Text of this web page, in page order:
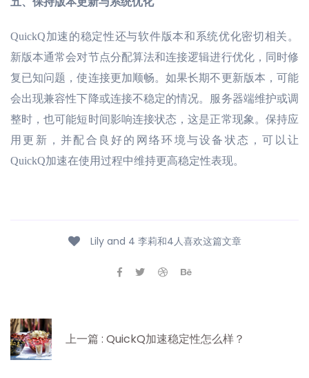
QuickQ加速的稳定性还与软件版本和系统优化密切相关。
新版本通常会对节点分配算法和连接逻辑进行优化，同时修
复已知问题，使连接更加顺畅。如果长期不更新版本，可能
会出现兼容性下降或连接不稳定的情况。服务器端维护或调
整时，也可能短时间影响连接状态，这是正常现象。保持应
用更新，并配合良好的网络环境与设备状态，可以让
QuickQ加速在使用过程中维持更高稳定性表现。
Lily and 4 李莉和4人喜欢这篇文章
上一篇 : QuickQ加速稳定性怎么样？